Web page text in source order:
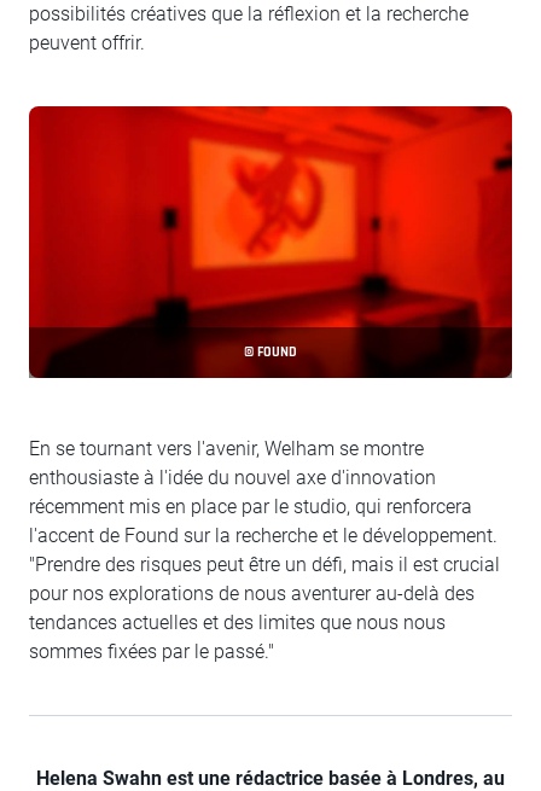
possibilités créatives que la réflexion et la recherche
peuvent offrir.
© FOUND
En se tournant vers l'avenir, Welham se montre
enthousiaste à l'idée du nouvel axe d'innovation
récemment mis en place par le studio, qui renforcera
l'accent de Found sur la recherche et le développement.
"Prendre des risques peut être un défi, mais il est crucial
pour nos explorations de nous aventurer au-delà des
tendances actuelles et des limites que nous nous
sommes fixées par le passé."
Helena Swahn est une rédactrice basée à Londres, au